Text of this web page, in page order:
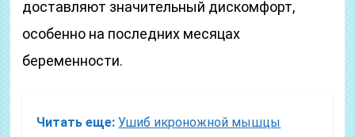
доставляют значительный дискомфорт,
особенно на последних месяцах
беременности.
Читать еще: Ушиб икроножной мышцы